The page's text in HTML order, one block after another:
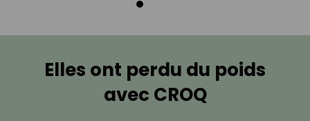
Elles ont perdu du poids
avec CROQ